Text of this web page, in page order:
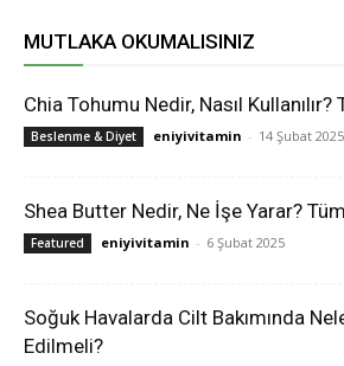
MUTLAKA OKUMALISINIZ
Chia Tohumu Nedir, Nasıl Kullanılır?
Beslenme & Diyet eniyivitamin - 14 Şubat 2025
Shea Butter Nedir, Ne İşe Yarar?
Featured eniyivitamin - 6 Şubat 2025
Soğuk Havalarda Cilt Bakımında
Edilmeli?